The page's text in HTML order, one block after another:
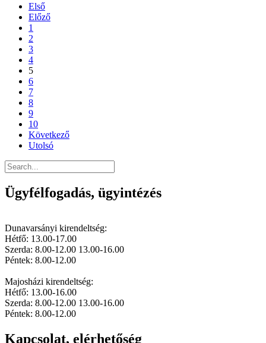
Első
Előző
1
2
3
4
5
6
7
8
9
10
Következő
Utolsó
Ügyfélfogadás, ügyintézés
Dunavarsányi kirendeltség:
Hétfő: 13.00-17.00
Szerda: 8.00-12.00 13.00-16.00
Péntek: 8.00-12.00
Majosházi kirendeltség:
Hétfő: 13.00-16.00
Szerda: 8.00-12.00 13.00-16.00
Péntek: 8.00-12.00
Kapcsolat, elérhetőség